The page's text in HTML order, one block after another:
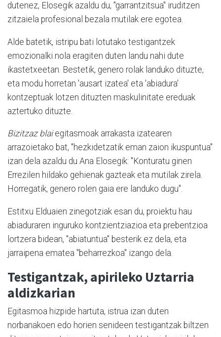
dutenez, Elosegik azaldu du, "garrantzitsua" iruditzen
zitzaiela profesional bezala mutilak ere egotea.
Alde batetik, istripu bati lotutako testigantzek
emozionalki nola eragiten duten landu nahi dute
ikastetxeetan. Bestetik, genero rolak landuko dituzte,
eta modu horretan 'ausart izatea' eta 'abiadura'
kontzeptuak lotzen dituzten maskulinitate ereduak
aztertuko dituzte.
Bizitzaz blaiegitasmoak arrakasta izatearen
arrazoietako bat, "hezkidetzatik eman zaion ikuspuntua"
izan dela azaldu du Ana Elosegik: "Konturatu ginen
Errezilen hildako gehienak gazteak eta mutilak zirela.
Horregatik, genero rolen gaia ere landuko dugu".
Estitxu Elduaien zinegotziak esan du, proiektu hau
abiaduraren inguruko kontzientziazioa eta prebentzioa
lortzera bidean, "abiatuntua" besterik ez dela, eta
jarraipena ematea "beharrezkoa" izango dela.
Testigantzak, apirileko Uztarria
aldizkarian
Egitasmoa hizpide hartuta, istrua izan duten
norbanakoen edo horien senideen testigantzak biltzen